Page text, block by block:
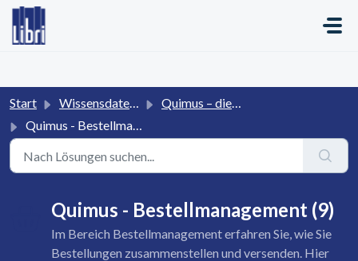
Zum hauptsächlichen Inhalt gehen
Start Wissensdatenbank
Quimus – die Online-Plattform für den Buchhandel
Quimus - Bestellmanagement
Quimus - Bestellmanagement (9)
Im Bereich Bestellmanagement erfahren Sie, wie Sie
Bestellungen zusammenstellen und versenden. Hier